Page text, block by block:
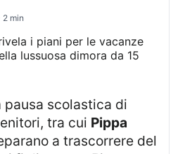
2 min
tra cui Pippa
a trascorrere del